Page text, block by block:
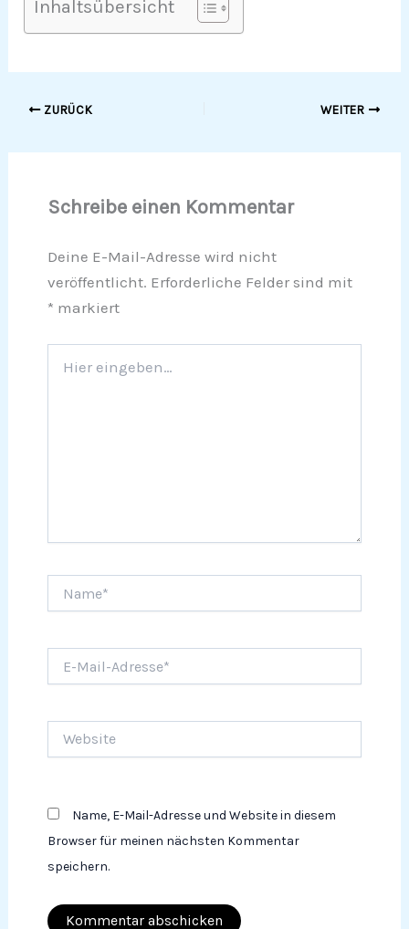
Inhaltsübersicht
ZURÜCK WEITER
Schreibe einen Kommentar
Deine E-Mail-Adresse wird nicht
veröffentlicht. Erforderliche Felder sind mit
* markiert
eingeben…
Mail-
Name, E-Mail-Adresse und Website in diesem
Browser für meinen nächsten Kommentar
speichern.